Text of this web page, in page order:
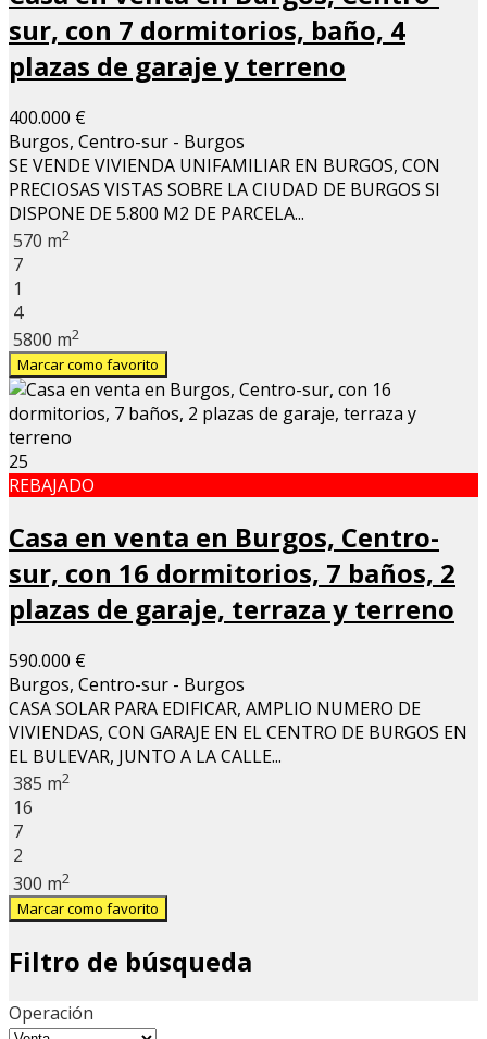
sur, con 7 dormitorios, baño, 4
plazas de garaje y terreno
400.000 €
Burgos, Centro-sur - Burgos
SE VENDE VIVIENDA UNIFAMILIAR EN BURGOS, CON
PRECIOSAS VISTAS SOBRE LA CIUDAD DE BURGOS SI
DISPONE DE 5.800 M2 DE PARCELA...
570 m2
7
1
4
5800 m2
Marcar como favorito
25
REBAJADO
Casa en venta en Burgos, Centro-
sur, con 16 dormitorios, 7 baños, 2
plazas de garaje, terraza y terreno
590.000 €
Burgos, Centro-sur - Burgos
CASA SOLAR PARA EDIFICAR, AMPLIO NUMERO DE
VIVIENDAS, CON GARAJE EN EL CENTRO DE BURGOS EN
EL BULEVAR, JUNTO A LA CALLE...
385 m2
16
7
2
300 m2
Marcar como favorito
Filtro de búsqueda
Operación